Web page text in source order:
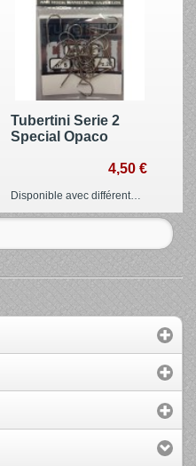
Tubertini Serie 2
Special Opaco
4,50 €
Disponible avec différentes options